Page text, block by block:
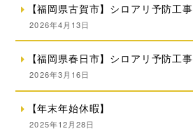
【福岡県古賀市】シロアリ予防工事
2026年4月13日
【福岡県春日市】シロアリ予防工事
2026年3月16日
【年末年始休暇】
2025年12月28日